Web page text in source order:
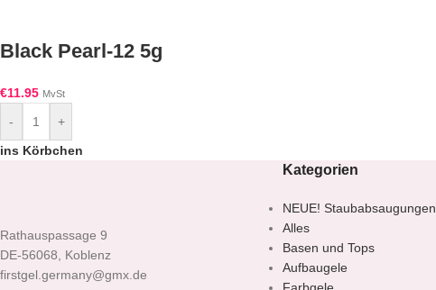
Black Pearl-12 5g
€11.95 MvSt
-
+
ins Körbchen
Rathauspassage 9
DE-56068, Koblenz
firstgel.germany@gmx.de
Kategorien
NEUE! Staubabsaugungen
Alles
Basen und Tops
Aufbaugele